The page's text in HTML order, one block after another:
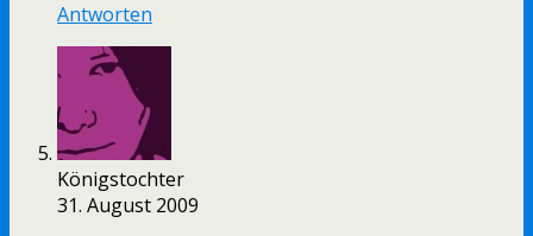
Antworten
Königstochter
31. August 2009